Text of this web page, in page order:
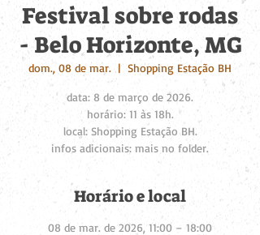
Festival sobre rodas
- Belo Horizonte, MG
dom., 08 de mar.
  |
Shopping Estação BH
data: 8 de março de 2026.
horário: 11 às 18h.
local: Shopping Estação BH.
infos adicionais: mais no folder.
Horário e local
08 de mar. de 2026, 11:00 – 18:00